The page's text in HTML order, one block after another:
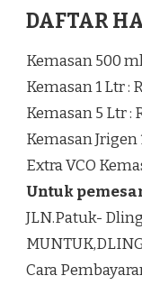
DAFTAR
Kemasan 500 ml
Kemasan 1 Ltr :
Kemasan 5 Ltr :
Kemasan Jrigen
Extra VCO
Untuk
JLN.Patuk-
Cara